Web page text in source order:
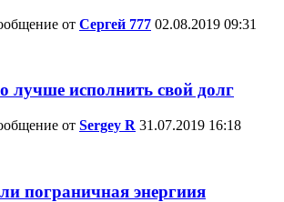
от Сергей 777 02.08.2019 09:31
лучше исполнить свой долг
от Sergey R 31.07.2019 16:18
пограничная энергиия